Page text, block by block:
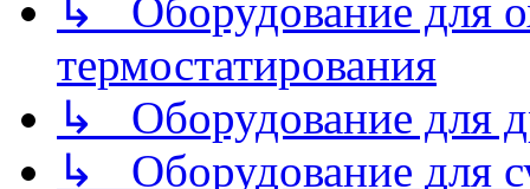
↳ Оборудование для
термостатирования
↳ Оборудование для
↳ Оборудование для